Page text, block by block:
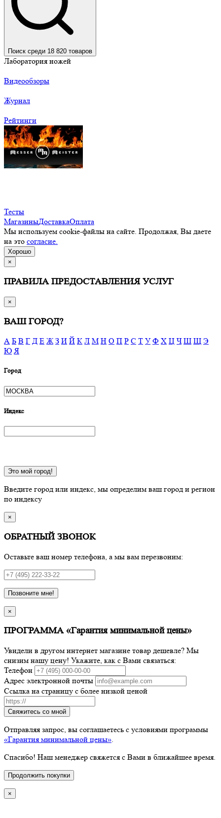
Поиск среди 18 820 товаров
Лаборатория ножей
Видеообзоры
Журнал
Рейтинги
Тесты
МагазиныДоставкаОплата
Мы используем cookie-файлы на сайте. Продолжая, Вы даете
на это согласие.
Хорошо
×
ПРАВИЛА ПРЕДОСТАВЛЕНИЯ УСЛУГ
×
ВАШ ГОРОД?
А Б В Г Д Е Ж З И Й К Л М Н О П Р С Т У Ф Х Ц Ч Ш Щ Э
Ю Я
Город
Индекс
Это мой город!
Введите город или индекс, мы определим ваш город и регион
по индексу
×
ОБРАТНЫЙ ЗВОНОК
Оставьте ваш номер телефона, а мы вам перезвоним:
Позвоните мне!
×
ПРОГРАММА «Гарантия минимальной цены»
Увидели в другом интернет магазине товар дешевле? Мы
снизим нашу цену! Укажите, как с Вами связаться:
Телефон
Адрес электронной почты
Ссылка на страницу с более низкой ценой
Свяжитесь со мной
Отправляя запрос, вы соглашаетесь с условиями программы
«Гарантия минимальной цены».
Спасибо! Наш менеджер свяжется с Вами в ближайшее время.
Продолжить покупки
×